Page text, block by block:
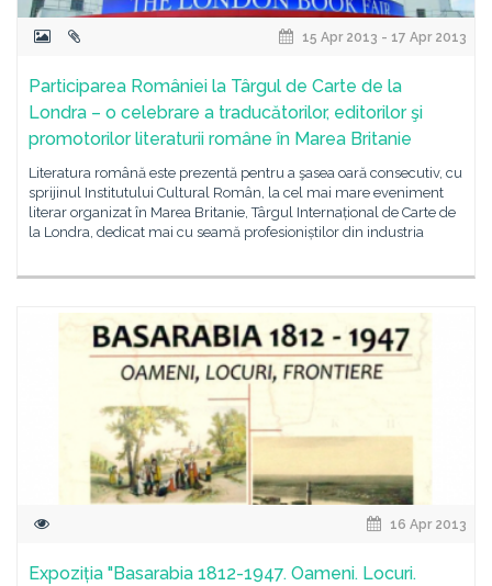
15 Apr 2013 - 17 Apr 2013
Participarea României la Târgul de Carte de la
Londra – o celebrare a traducătorilor, editorilor şi
promotorilor literaturii române în Marea Britanie
Literatura română este prezentă pentru a şasea oară consecutiv, cu
sprijinul Institutului Cultural Român, la cel mai mare eveniment
literar organizat în Marea Britanie, Târgul Internațional de Carte de
la Londra, dedicat mai cu seamă profesioniștilor din industria
16 Apr 2013
Expoziția "Basarabia 1812-1947. Oameni. Locuri.